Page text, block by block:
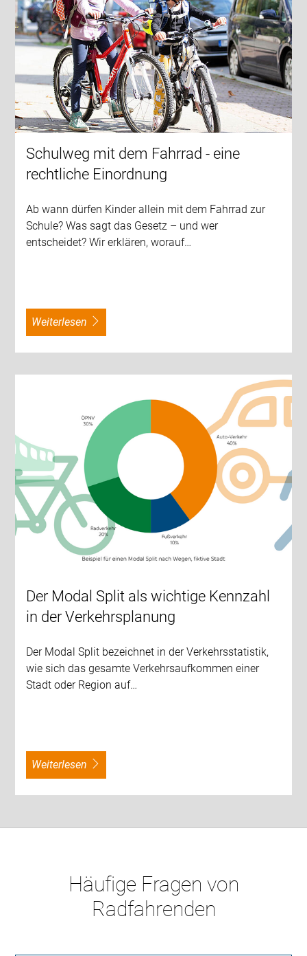
Schulweg mit dem Fahrrad - eine
rechtliche Einordnung
Ab wann dürfen Kinder allein mit dem Fahrrad zur
Schule? Was sagt das Gesetz – und wer
entscheidet? Wir erklären, worauf…
weiterlesen
Der Modal Split als wichtige Kennzahl
in der Verkehrsplanung
Der Modal Split bezeichnet in der Verkehrsstatistik,
wie sich das gesamte Verkehrsaufkommen einer
Stadt oder Region auf…
weiterlesen
Häufige Fragen von
Radfahrenden